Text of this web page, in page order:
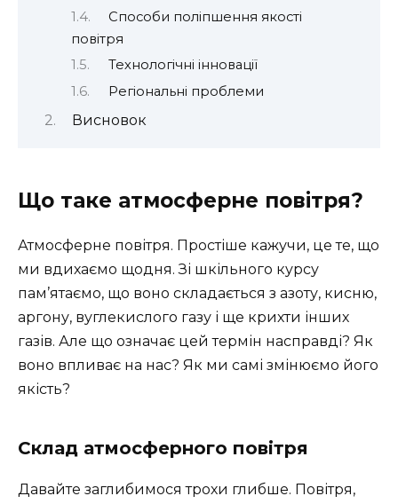
Способи поліпшення якості
повітря
Технологічні інновації
Регіональні проблеми
Висновок
Що таке атмосферне повітря?
Атмосферне повітря. Простіше кажучи, це те, що
ми вдихаємо щодня. Зі шкільного курсу
пам’ятаємо, що воно складається з азоту, кисню,
аргону, вуглекислого газу і ще крихти інших
газів. Але що означає цей термін насправді? Як
воно впливає на нас? Як ми самі змінюємо його
якість?
Склад атмосферного повітря
Давайте заглибимося трохи глибше. Повітря,